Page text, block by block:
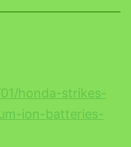
honda-strikes-
ion-batteries-